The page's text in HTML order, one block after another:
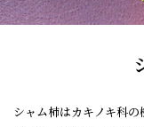
シャム柿はカキノキ科